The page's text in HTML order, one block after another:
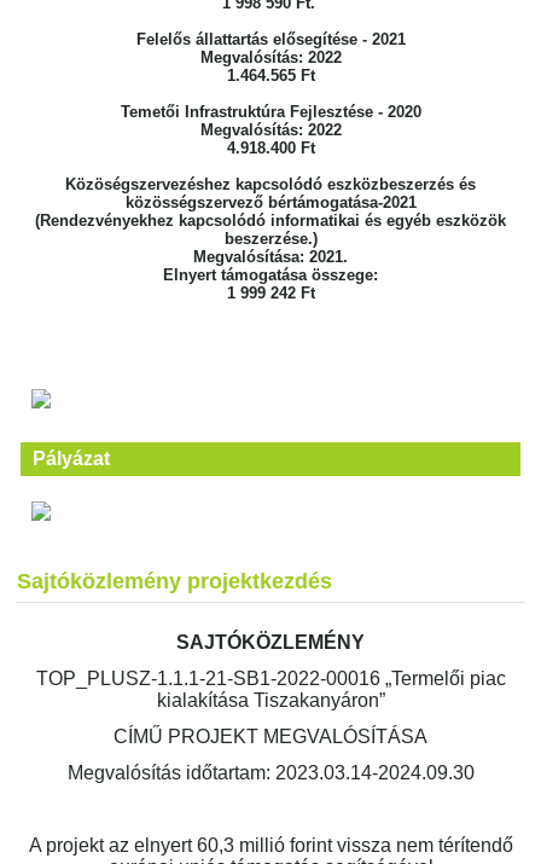
Felelős állattartás elősegítése - 2021
Megvalósítás: 2022
1.464.565 Ft
Temetői Infrastruktúra Fejlesztése - 2020
Megvalósítás: 2022
4.918.400 Ft
Közöségszervezéshez kapcsolódó eszközbeszerzés és
közösségszervező bértámogatása-2021
(Rendezvényekhez kapcsolódó informatikai és egyéb eszközök
beszerzése.)
Megvalósítása: 2021.
Elnyert támogatása összege:
1 999 242 Ft
Pályázat
Sajtóközlemény projektkezdés
SAJTÓKÖZLEMÉNY
TOP_PLUSZ-1.1.1-21-SB1-2022-00016 „Termelői piac
kialakítása Tiszakanyáron”
CÍMŰ PROJEKT MEGVALÓSÍTÁSA
Megvalósítás időtartam: 2023.03.14-2024.09.30
A projekt az elnyert 60,3 millió forint vissza nem térítendő